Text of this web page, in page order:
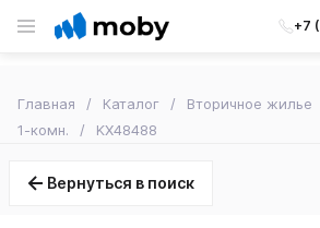
+7
Главная Каталог Вторичное жилье
1-комн.
KX48488
Вернуться в поиск